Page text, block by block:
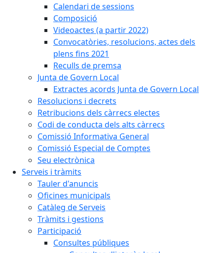
Calendari de sessions
Composició
Videoactes (a partir 2022)
Convocatòries, resolucions, actes dels
plens fins 2021
Reculls de premsa
Junta de Govern Local
Extractes acords Junta de Govern Local
Resolucions i decrets
Retribucions dels càrrecs electes
Codi de conducta dels alts càrrecs
Comissió Informativa General
Comissió Especial de Comptes
Seu electrònica
Serveis i tràmits
Tauler d'anuncis
Oficines municipals
Catàleg de Serveis
Tràmits i gestions
Participació
Consultes públiques